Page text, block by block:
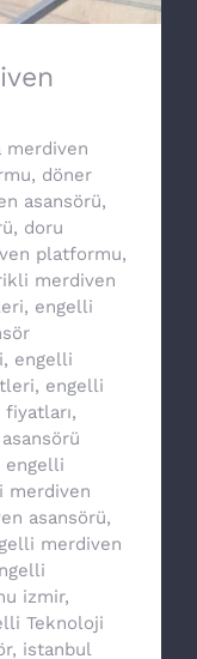
merdiven
, döner
asansörü,
, doru
platformu,
merdiven
, engelli
, engelli
, engelli
,
engelli
merdiven
asansörü,
merdiven
izmir,
Teknoloji
, istanbul